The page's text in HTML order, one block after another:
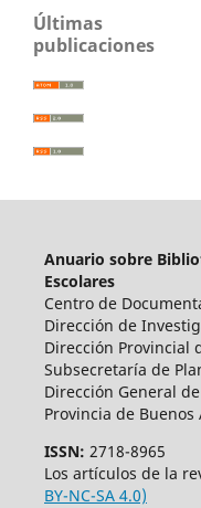
Últimas
publicaciones
Anuario sobre
Escolares
Centro de
Dirección de
Dirección Provincial
Subsecretaría de
Dirección General
Provincia de Buenos
ISSN: 2718-8965
Los artículos de la
BY-NC-SA 4.0)